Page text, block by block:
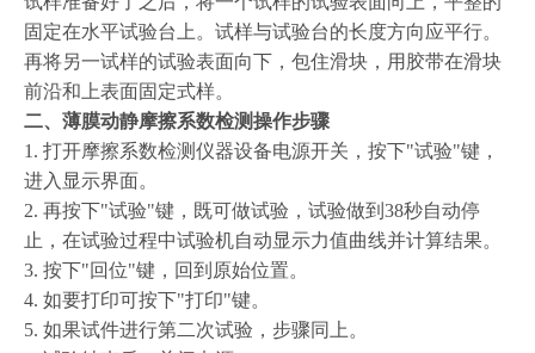
固定在水平试验台上。试样与试验台的长度方向应平行。
再将另一试样的试验表面向下，包住滑块，用胶带在滑块
前沿和上表面固定式样。
二、薄膜动静摩擦系数检测操作步骤
1. 打开摩擦系数检测仪器设备电源开关，按下"试验"键，
进入显示界面。
2. 再按下"试验"键，既可做试验，试验做到38秒自动停
止，在试验过程中试验机自动显示力值曲线并计算结果。
3. 按下"回位"键，回到原始位置。
4. 如要打印可按下"打印"键。
5. 如果试件进行第二次试验，步骤同上。